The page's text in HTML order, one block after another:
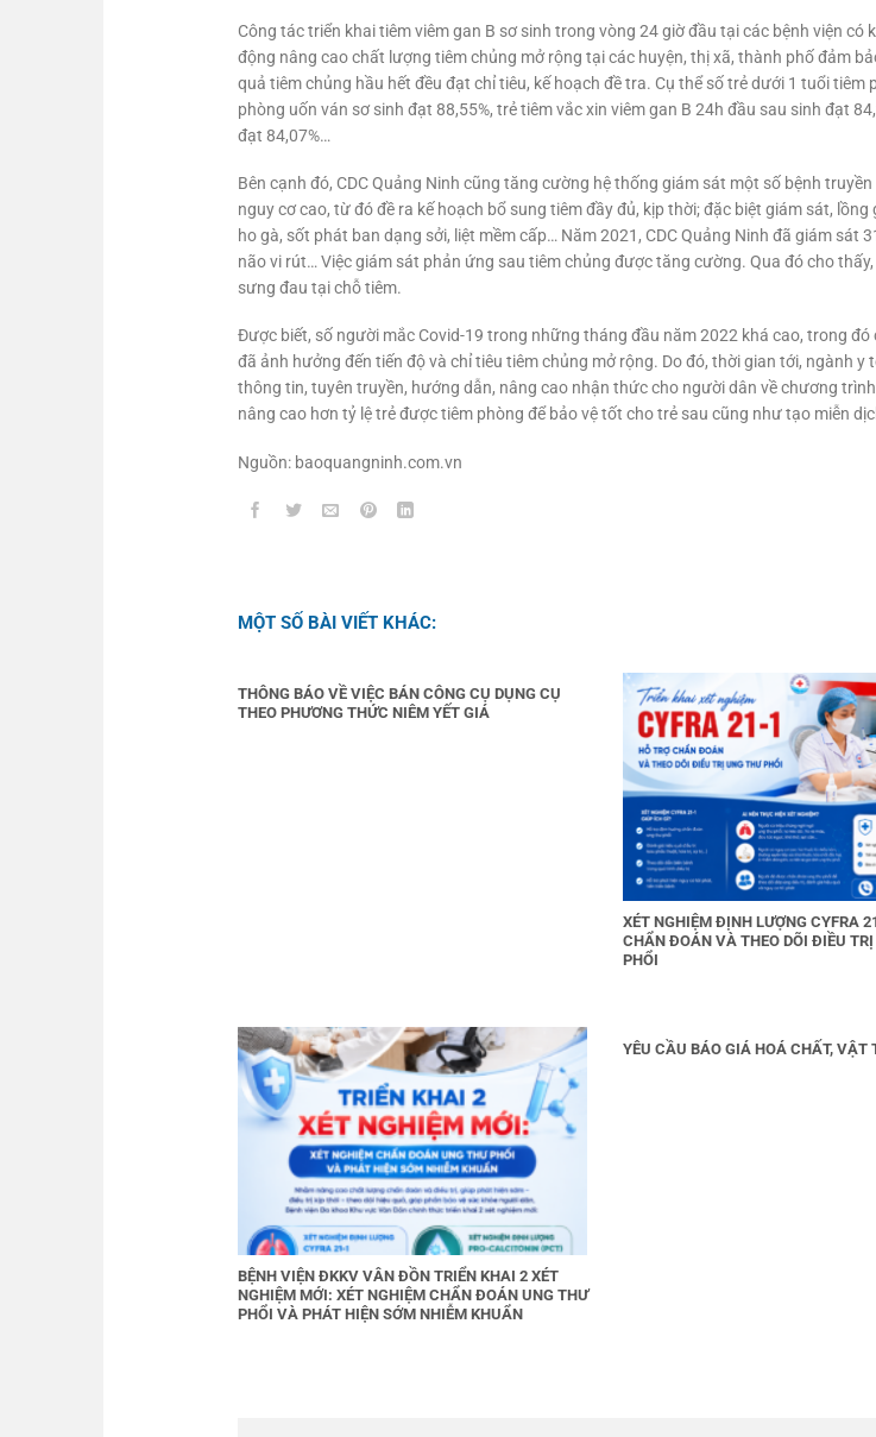
Công tác triển khai tiêm viêm gan B sơ sinh trong vòng 24 giờ đầu tại các bệnh viện
động nâng cao chất lượng tiêm chủng mở rộng tại các huyện, thị xã, thành phố đảm
quả tiêm chủng hầu hết đều đạt chỉ tiêu, kế hoạch đề tra. Cụ thể số trẻ dưới 1 tuổi
phòng uốn ván sơ sinh đạt 88,55%, trẻ tiêm vắc xin viêm gan B 24h đầu sau sinh đạt
đạt 84,07%…
Bên cạnh đó, CDC Quảng Ninh cũng tăng cường hệ thống giám sát một số bệnh
nguy cơ cao, từ đó đề ra kế hoạch bổ sung tiêm đầy đủ, kịp thời; đặc biệt giám sát,
ho gà, sốt phát ban dạng sởi, liệt mềm cấp… Năm 2021, CDC Quảng Ninh đã giám sát
não vi rút… Việc giám sát phản ứng sau tiêm chủng được tăng cường. Qua đó cho
sưng đau tại chỗ tiêm.
Được biết, số người mắc Covid-19 trong những tháng đầu năm 2022 khá cao, trong
đã ảnh hưởng đến tiến độ và chỉ tiêu tiêm chủng mở rộng. Do đó, thời gian tới, ngành
thông tin, tuyên truyền, hướng dẫn, nâng cao nhận thức cho người dân về chương
nâng cao hơn tỷ lệ trẻ được tiêm phòng để bảo vệ tốt cho trẻ sau cũng như tạo miễn
Nguồn: baoquangninh.com.vn
MỘT SỐ BÀI VIẾT KHÁC:
THÔNG BÁO VỀ VIỆC BÁN CÔNG CỤ DỤNG CỤ
THEO PHƯƠNG THỨC NIÊM YẾT GIÁ
XÉT NGHIỆM ĐỊNH LƯỢNG CYFRA
CHẨN ĐOÁN VÀ THEO DÕI ĐIỀU
PHỔI
BỆNH VIỆN ĐKKV VÂN ĐỒN TRIỂN KHAI 2 XÉT
NGHIỆM MỚI: XÉT NGHIỆM CHẨN ĐOÁN UNG THƯ
PHỔI VÀ PHÁT HIỆN SỚM NHIỄM KHUẨN
YÊU CẦU BÁO GIÁ HOÁ CHẤT, VẬT